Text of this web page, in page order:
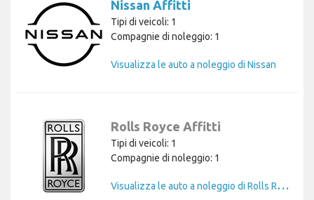
Nissan Affitti
Tipi di veicoli: 1
Compagnie di noleggio: 1
Visualizza le auto a noleggio di Nissan
Rolls Royce Affitti
Tipi di veicoli: 1
Compagnie di noleggio: 1
V
isualizza le auto a noleggio di Rolls Royce